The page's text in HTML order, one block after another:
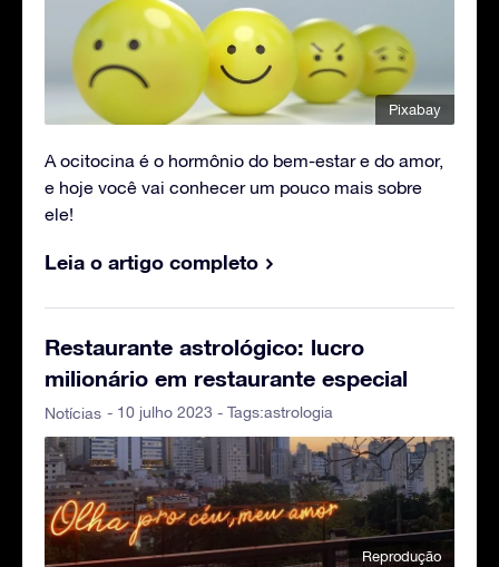
Pixabay
A ocitocina é o hormônio do bem-estar e do amor,
e hoje você vai conhecer um pouco mais sobre
ele!
Leia o artigo completo
Restaurante astrológico: lucro
milionário em restaurante especial
Notícias - 10 julho 2023 - Tags:astrologia
Reprodução